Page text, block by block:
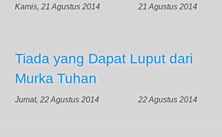
Kamis, 21 Agustus 2014 21 Agustus 2014
Tiada yang Dapat Luput dari
Murka Tuhan
Jumat, 22 Agustus 2014 22 Agustus 2014